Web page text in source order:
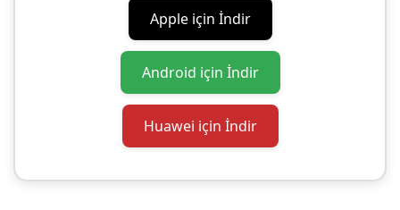
Apple için İndir
Android için İndir
Huawei için İndir